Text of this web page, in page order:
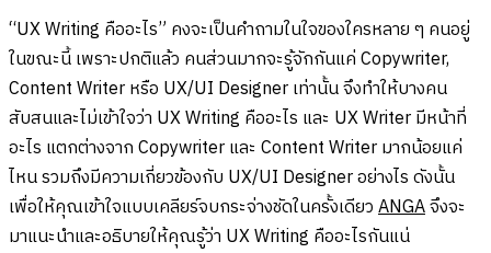
“UX Writing คืออะไร” คงจะเป็นคำถามในใจของใครหลาย ๆ คนอยู่
ในขณะนี้ เพราะปกติแล้ว คนส่วนมากจะรู้จักกันแค่ Copywriter,
Content Writer หรือ UX/UI Designer เท่านั้น จึงทำให้บางคน
สับสนและไม่เข้าใจว่า UX Writing คืออะไร และ UX Writer มีหน้าที่
อะไร แตกต่างจาก Copywriter และ Content Writer มากน้อยแค่
ไหน รวมถึงมีความเกี่ยวข้องกับ UX/UI Designer อย่างไร ดังนั้น
เพื่อให้คุณเข้าใจแบบเคลียร์จบกระจ่างชัดในครั้งเดียวANGAจึงจะ
มาแนะนำและอธิบายให้คุณรู้ว่า UX Writing คืออะไรกันแน่